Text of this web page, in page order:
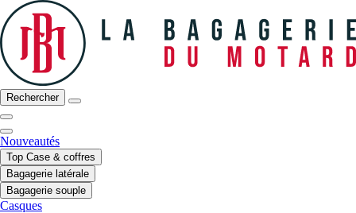
Rechercher
Nouveautés
Top Case & coffres
Bagagerie latérale
Bagagerie souple
Casques